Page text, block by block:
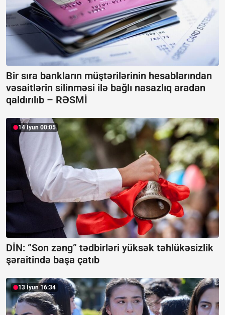
Bir sıra bankların müştərilərinin hesablarından
vəsaitlərin silinməsi ilə bağlı nasazlıq aradan
qaldırılıb – RƏSMİ
14 İyun 00:05
DİN: “Son zəng” tədbirləri yüksək təhlükəsizlik
şəraitində başa çatıb
13 İyun 16:34